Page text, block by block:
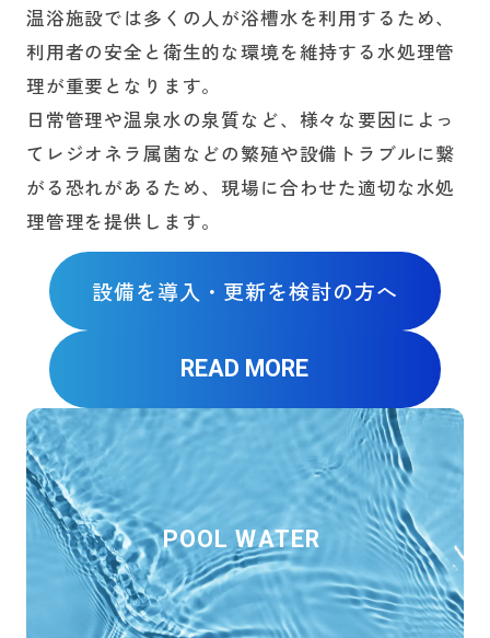
温浴施設では多くの人が浴槽水を利用するため、
利用者の安全と衛生的な環境を維持する水処理管
理が重要となります。
日常管理や温泉水の泉質など、様々な要因によっ
てレジオネラ属菌などの繁殖や設備トラブルに繋
がる恐れがあるため、現場に合わせた適切な水処
理管理を提供します。
設備を導入・更新を検討の方へ
READ MORE
POOL WATER